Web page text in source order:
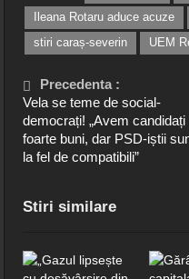
Ileana Rotaru aduce acuze
stiri caraș-severin
UEM
Precedenta :
Vela se teme de social-
democrați! „Avem candidați
foarte buni, dar PSD-iștii
la fel de compatibili”
Stiri similare